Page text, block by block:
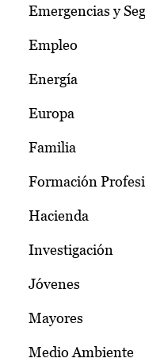
Emergencias y
Empleo
Energía
Europa
Familia
Formación
Hacienda
Investigación
Jóvenes
Mayores
Medio Ambiente